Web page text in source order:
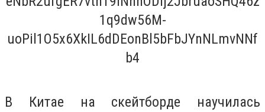
В Китае на скейтборде научилась